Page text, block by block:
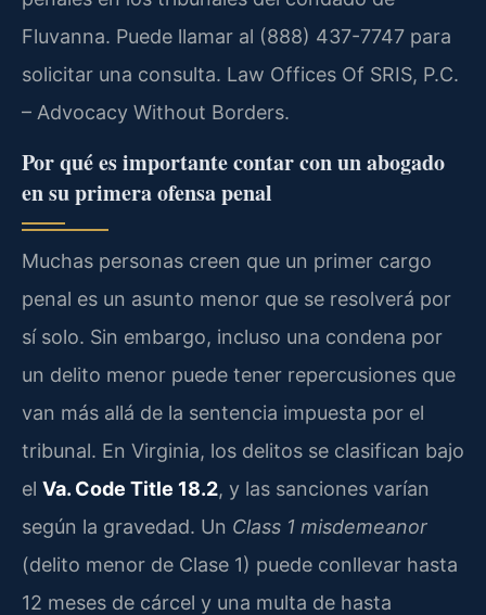
Fluvanna. Puede llamar al (888) 437-7747 para
solicitar una consulta. Law Offices Of SRIS, P.C.
– Advocacy Without Borders.
Por qué es importante contar con un abogado
en su primera ofensa penal
Muchas personas creen que un primer cargo
penal es un asunto menor que se resolverá por
sí solo. Sin embargo, incluso una condena por
un delito menor puede tener repercusiones que
van más allá de la sentencia impuesta por el
tribunal. En Virginia, los delitos se clasifican bajo
el Va. Code Title 18.2, y las sanciones varían
según la gravedad. Un Class 1 misdemeanor
(delito menor de Clase 1) puede conllevar hasta
12 meses de cárcel y una multa de hasta